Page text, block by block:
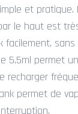
et pratique.
le haut est
facilement,
5,5ml permet
recharger
permet de